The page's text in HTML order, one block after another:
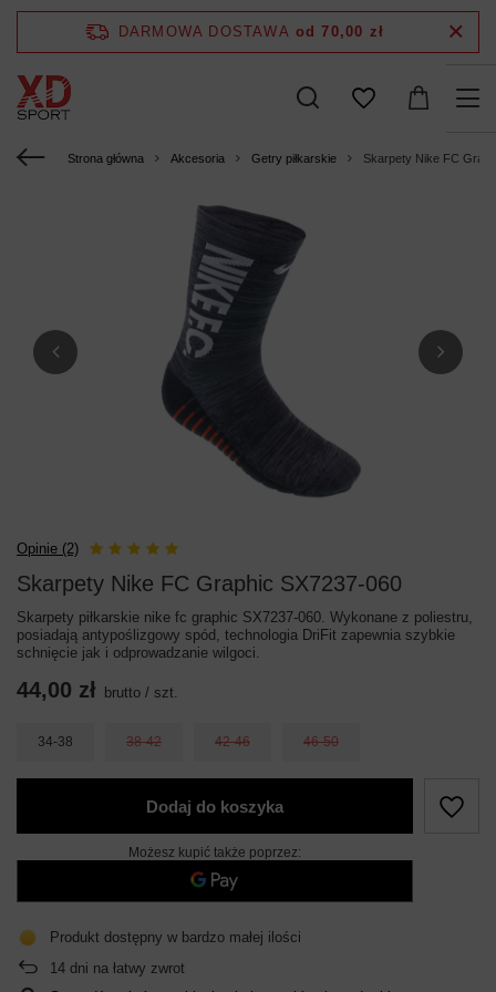
DARMOWA DOSTAWA od 70,00 zł
Strona główna Akcesoria Getry piłkarskie Skarpety Nike FC
Opinie (2)
Skarpety Nike FC Graphic SX7237-060
Skarpety piłkarskie nike fc graphic SX7237-060. Wykonane z poliestru,
posiadają antypoślizgowy spód, technologia DriFit zapewnia szybkie
schnięcie jak i odprowadzanie wilgoci.
44,00 zł brutto / szt.
34-38 38-42 42-46 46-50
Dodaj do koszyka
Możesz kupić także poprzez:
Produkt dostępny w bardzo małej ilości
14 dni na łatwy zwrot